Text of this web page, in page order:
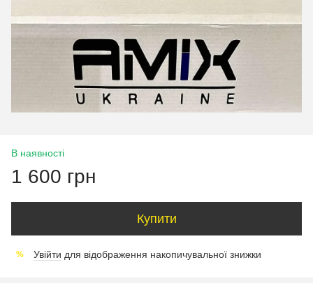
В наявності
1 600 грн
Купити
% Увійти для відображення накопичувальної знижки